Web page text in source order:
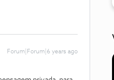
Forum|Forum|6 years ago